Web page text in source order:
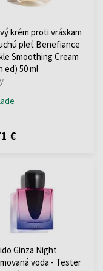
krém proti vráskam
pleť Benefiance
Smoothing Cream
ed) 50 ml
€
Ginza Night
voda - Tester